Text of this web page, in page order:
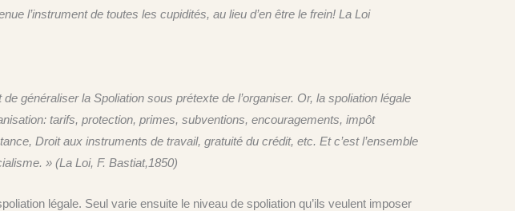
l’instrument de toutes les cupidités, au lieu d’en être le frein! La Loi
généraliser la Spoliation sous prétexte de l’organiser. Or, la spoliation légale
tarifs, protection, primes, subventions, encouragements, impôt
Droit aux instruments de travail, gratuité du crédit, etc. Et c’est l’ensemble
» (La Loi, F. Bastiat,1850)
légale. Seul varie ensuite le niveau de spoliation qu’ils veulent imposer